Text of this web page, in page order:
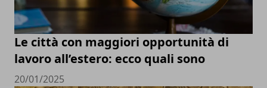
Le città con maggiori opportunità di
lavoro all’estero: ecco quali sono
20/01/2025